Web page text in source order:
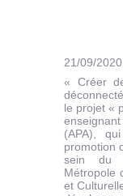
21/09/2020
« Créer
le projet «
(APA),
promotion
sein du
Métropole
et